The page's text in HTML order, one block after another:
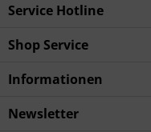
Service Hotline
Shop Service
Informationen
Newsletter